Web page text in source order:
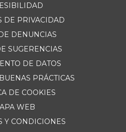
DE PRIVACIDAD
DENUNCIAS
SUGERENCIAS
DE DATOS
PRÁCTICAS
DE COOKIES
WEB
Y CONDICIONES